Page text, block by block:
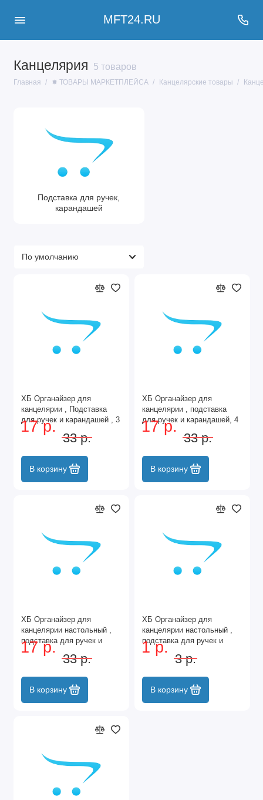
MFT24.RU
Канцелярия 5 товаров
Главная ✹ ТОВАРЫ МАРКЕТПЛЕЙСА Канцелярские товары
Подставка для ручек,
карандашей
ХБ Органайзер для
канцелярии , Подставка
для ручек и карандашей , 3
ячейки, металл, 20х10х10
см, цвет серая
17 р.
33 р.
В корзину
ХБ Органайзер для
канцелярии , подставка
для ручек и карандашей, 4
секции металлическая,
20х10х10 см, цвет черный
17 р.
33 р.
В корзину
ХБ Органайзер для
канцелярии настольный ,
подставка для ручек и
карандашей, 3 секции
металлическая, 20х10х10
17 р.
33 р.
В корзину
ХБ Органайзер для
канцелярии настольный ,
подставка для ручек и
карандашей, 7 ячеек
металлическая, 22х13х14
1 р.
3 р.
В корзину